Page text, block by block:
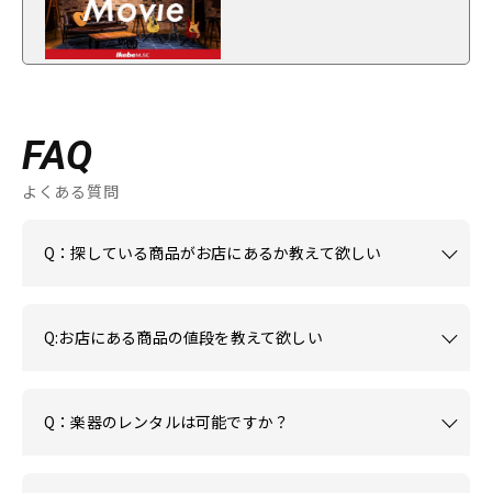
FAQ
よくある質問
Q：探している商品がお店にあるか教えて欲しい
Q:お店にある商品の値段を教えて欲しい
Q：楽器のレンタルは可能ですか？